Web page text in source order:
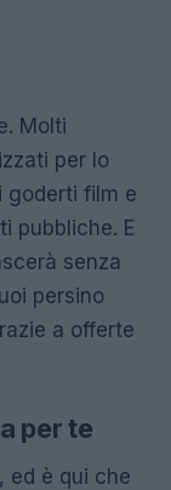
Molti
per lo
goderti film e
pubbliche. E
senza
persino
a offerte
per te
ed è qui che